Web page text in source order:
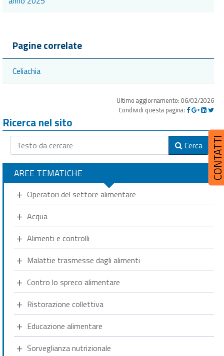
Pagine correlate
Celiachia
Ultimo aggiornamento: 06/02/2026
Condividi questa pagina:
Ricerca nel sito
Cerca
AREE TEMATICHE
Operatori del settore alimentare
Acqua
Alimenti e controlli
Malattie trasmesse dagli alimenti
Contro lo spreco alimentare
Ristorazione collettiva
Educazione alimentare
Sorveglianza nutrizionale